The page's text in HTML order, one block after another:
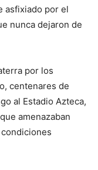
asfixiado por el
nunca dejaron de
por los
centenares de
al Estadio Azteca,
amenazaban